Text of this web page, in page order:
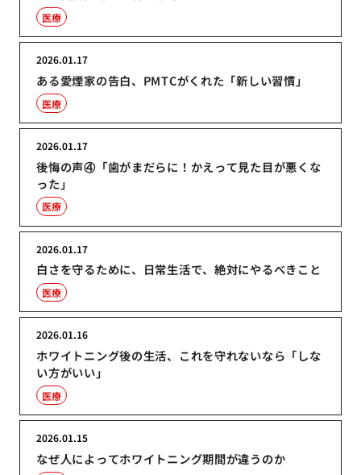
医療
ある愛煙家の告白、PMTCがくれた「新しい習慣」
2026.01.17
医療
後悔の声④「歯がまだらに！かえって見た目が悪くな
った」
2026.01.17
医療
白さを守るために、日常生活で、絶対にやるべきこと
2026.01.17
医療
ホワイトニング後の生活、これを守れないなら「しな
い方がいい」
2026.01.16
医療
なぜ人によってホワイトニング期間が違うのか
2026.01.15